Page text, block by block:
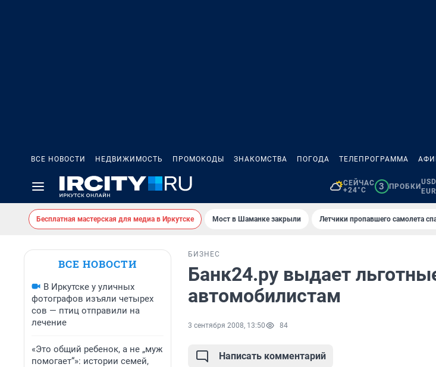
ВСЕ НОВОСТИ НЕДВИЖИМОСТЬ ПРОМОКОДЫ ЗНАКОМСТВА ПОГОДА ТЕЛЕПРОГРАММА
СЕЙЧАС
+24°C
3 ПРОБКИ
Бесплатная мастерская для медиа в Иркутске Мост в Шаманке закрыли Летчики пропавшего самолета
ВСЕ НОВОСТИ
В Иркутске у уличных
фотографов изъяли четырех
сов — птиц отправили на
лечение
«Это общий ребенок, а не „муж
помогает“»: истории семей,
БИЗНЕС
Банк24.ру выдает
автомобилистам
3 сентября 2008, 13:50 84
Написать комментарий